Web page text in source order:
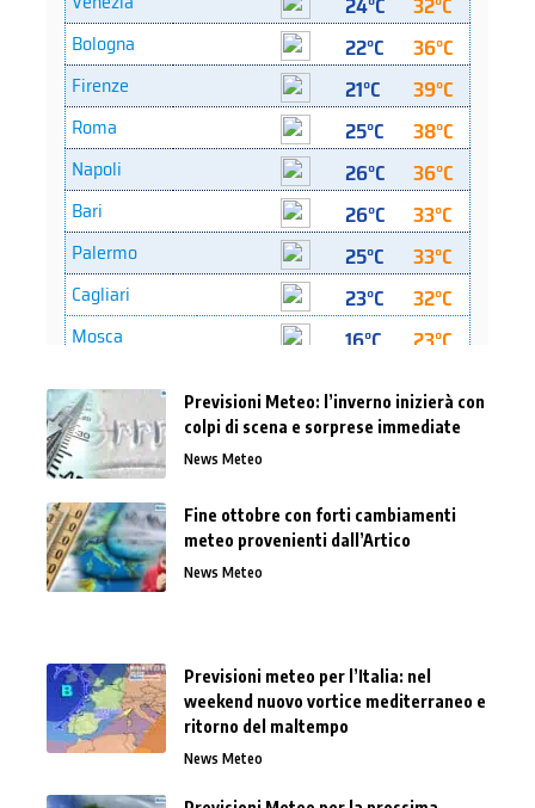
Previsioni Meteo: l’inverno inizierà con
colpi di scena e sorprese immediate
News Meteo
Fine ottobre con forti cambiamenti
meteo provenienti dall’Artico
News Meteo
Previsioni meteo per l’Italia: nel
weekend nuovo vortice mediterraneo e
ritorno del maltempo
News Meteo